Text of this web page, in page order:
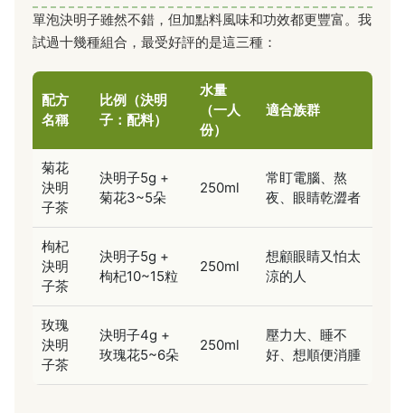
單泡決明子雖然不錯，但加點料風味和功效都更豐富。我
試過十幾種組合，最受好評的是這三種：
配方
名稱
比例（決明
子：配料）
水量
（一人
份）
適合族群
菊花
決明
子茶
決明子5g +
菊花3~5朵
250ml
常盯電腦、熬
夜、眼睛乾澀者
枸杞
決明
子茶
決明子5g +
枸杞10~15粒
250ml
想顧眼睛又怕太
涼的人
玫瑰
決明
子茶
決明子4g +
玫瑰花5~6朵
250ml
壓力大、睡不
好、想順便消腫